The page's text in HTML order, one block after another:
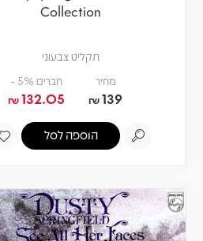
Collection
תקליט צבעוני
מחיר
139
₪
חברים 5% -
132.05
₪
הוספה לסל